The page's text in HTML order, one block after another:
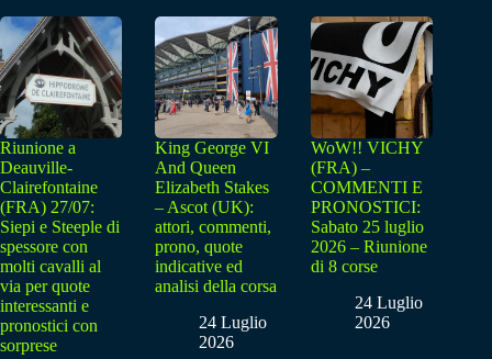
Riunione a
Deauville-
Clairefontaine
(FRA) 27/07:
Siepi e Steeple di
spessore con
molti cavalli al
via per quote
interessanti e
pronostici con
sorprese
King George VI
And Queen
Elizabeth Stakes
– Ascot (UK):
attori, commenti,
prono, quote
indicative ed
analisi della corsa
24 Luglio
2026
WoW!! VICHY
(FRA) –
COMMENTI E
PRONOSTICI:
Sabato 25 luglio
2026 – Riunione
di 8 corse
24 Luglio
2026